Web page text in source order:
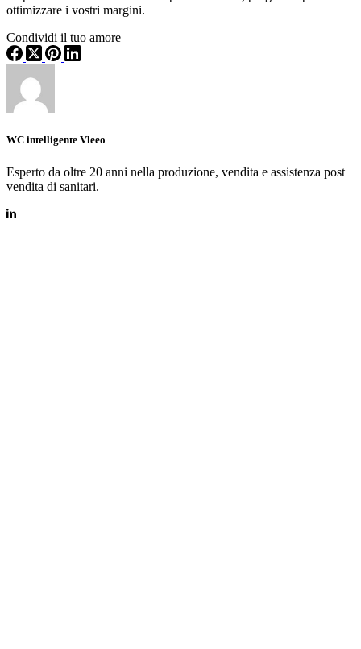
ottimizzare i vostri margini.
Condividi il tuo amore
WC intelligente Vleeo
Esperto da oltre 20 anni nella produzione, vendita e assistenza post
vendita di sanitari.